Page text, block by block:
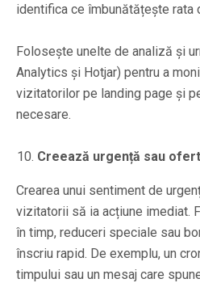
identifica ce îmbunătățește rata
Folosește unelte de analiză și
Analytics și Hotjar) pentru a
vizitatorilor pe landing page și
necesare.
Creează urgență sau
Crearea unui sentiment de
vizitatorii să ia acțiune imediat.
în timp, reduceri speciale sau
înscriu rapid. De exemplu, un
timpului sau un mesaj care